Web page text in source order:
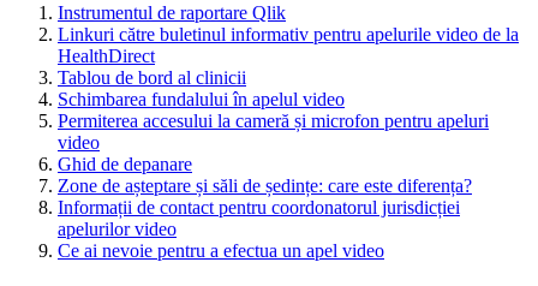
Instrumentul de raportare Qlik
Linkuri către buletinul informativ pentru apelurile video de la
HealthDirect
Tablou de bord al clinicii
Schimbarea fundalului în apelul video
Permiterea accesului la cameră și microfon pentru apeluri
video
Ghid de depanare
Zone de așteptare și săli de ședințe: care este diferența?
Informații de contact pentru coordonatorul jurisdicției
apelurilor video
Ce ai nevoie pentru a efectua un apel video